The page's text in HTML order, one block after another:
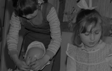
badnie odbiorców i